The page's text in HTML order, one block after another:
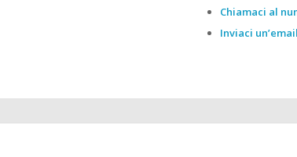
Chiamaci al
Inviaci